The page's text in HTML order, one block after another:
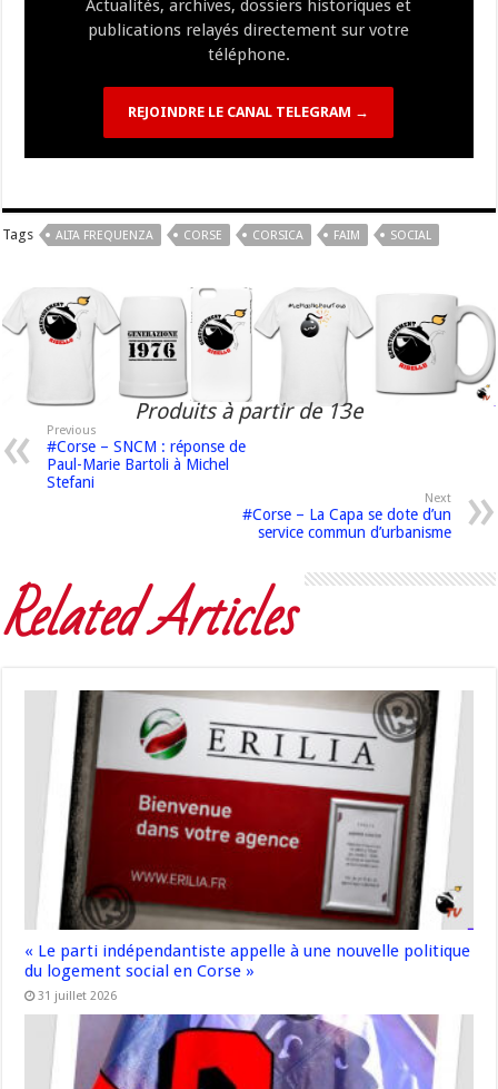
Actualités, archives, dossiers historiques et
publications relayés directement sur votre
téléphone.
REJOINDRE LE CANAL TELEGRAM →
Tags ALTA FREQUENZA CORSE CORSICA FAIM SOCIAL
Produits à partir de 13e
Previous
#Corse – SNCM : réponse de
Paul-Marie Bartoli à Michel
Stefani
Next
#Corse – La Capa se dote d’un
service commun d’urbanisme
Related Articles
« Le parti indépendantiste appelle à une nouvelle politique
du logement social en Corse »
31 juillet 2026